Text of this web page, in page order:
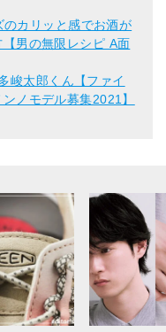
のカリッと感でお酒が
男の無限レシピ A面
峻太郎くん【ファイ
ノモデル募集2021】